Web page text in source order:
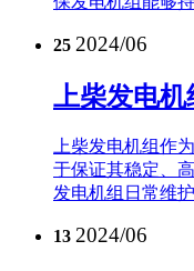
25 2024/06
上柴发电
上柴发电机组作
于保证其稳定、
发电机组日常维
13 2024/06